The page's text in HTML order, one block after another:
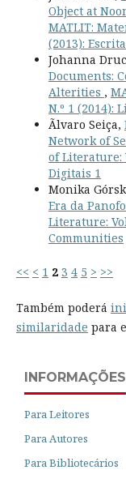
Object at
MATLIT:
(2013):
Johanna
Documents:
Alterities ,
N.º 1 (2014):
Ãlvaro Seiça,
Network of
of Literature:
Digitais 1
Monika
Era da
Literature:
Communities
<< < 1 2 3 4 5 > >>
Também poderá
similaridade para
INFORMAÇÕES
Para Leitores
Para Autores
Para Bibliotecários